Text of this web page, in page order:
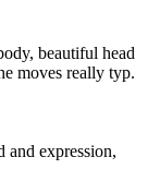
beautiful head
moves really typ.
and expression,